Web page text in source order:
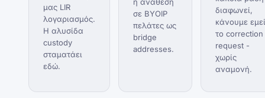
μας LIR
λογαριασμός.
Η αλυσίδα
custody
σταματάει
εδώ.
σε BYOIP
πελάτες ως
bridge
addresses.
διαφωνεί,
κάνουμε
το correction
request -
χωρίς
αναμονή.